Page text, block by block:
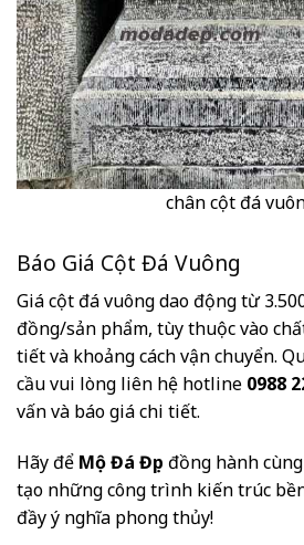
chân cột đá
Báo Giá Cột Đá Vuông
Giá cột đá vuông dao động từ
đồng/sản phẩm, tùy thuộc vào
tiết và khoảng cách vận chuyển.
cầu vui lòng liên hệ hotline 0988
vấn và báo giá chi tiết.
Hãy để Mộ Đá Đẹp đồng hành
tạo những công trình kiến trúc
đầy ý nghĩa phong thủy!